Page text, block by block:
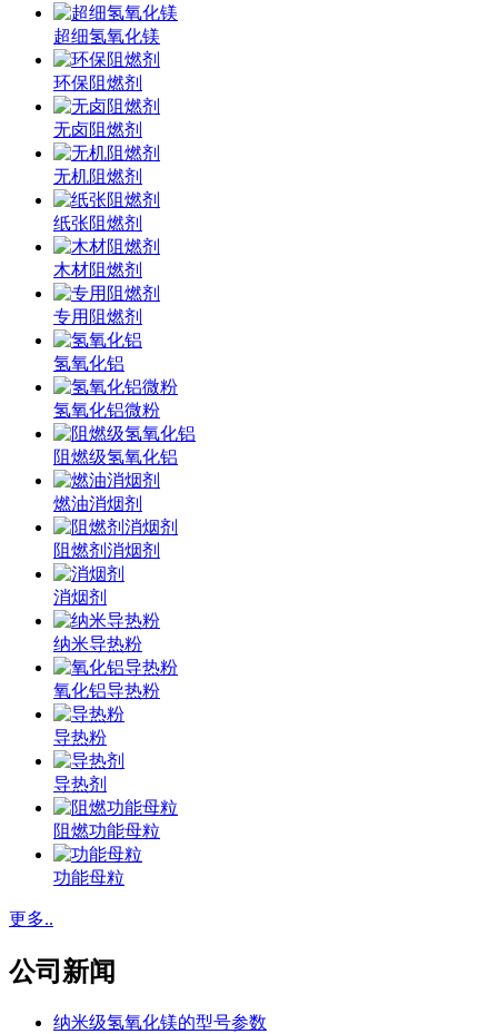
超细氢氧化镁
环保阻燃剂
无卤阻燃剂
无机阻燃剂
纸张阻燃剂
木材阻燃剂
专用阻燃剂
氢氧化铝
氢氧化铝微粉
阻燃级氢氧化铝
燃油消烟剂
阻燃剂消烟剂
消烟剂
纳米导热粉
氧化铝导热粉
导热粉
导热剂
阻燃功能母粒
功能母粒
更多..
公司新闻
纳米级氢氧化镁的型号参数